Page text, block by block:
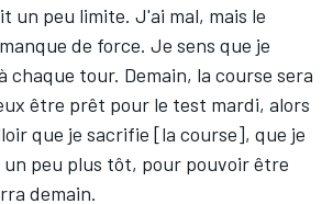
un peu limite. J'ai mal, mais le
de force. Je sens que je
chaque tour. Demain, la course sera
être prêt pour le test mardi, alors
que je sacrifie [la course], que je
peu plus tôt, pour pouvoir être
demain.